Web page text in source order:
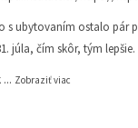
s ubytovaním ostalo pár
júla, čím skôr, tým lepšie.
... Zobraziť viac